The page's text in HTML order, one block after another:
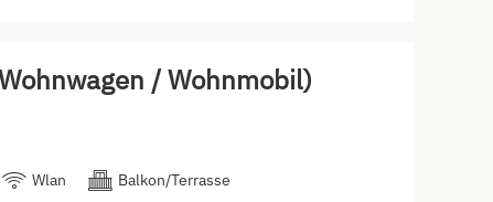
/ Wohnmobil)
Wlan Balkon/Terrasse